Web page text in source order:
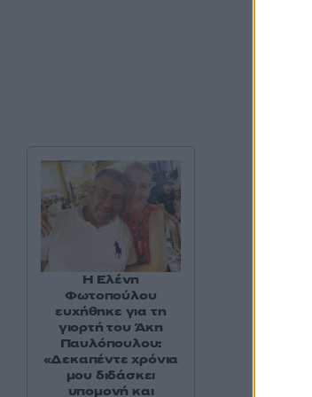
Η Ελένη
Φωτοπούλου
ευχήθηκε για τη
γιορτή του Άκη
Παυλόπουλου:
«Δεκαπέντε χρόνια
μου διδάσκει
υπομονή και